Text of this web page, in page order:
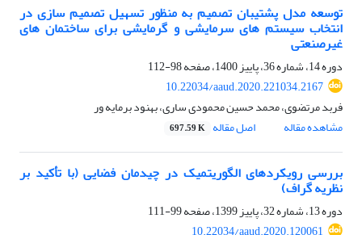
توسعه مدل پشتیبان تصمیم به منظور تسهیل تصمیم سازی در
انتخاب سیستم های سرمایشی و گرمایشی برای ساختمان های
غیرصنعتی
دوره 14، شماره 36، پاییز 1400، صفحه
98-112
10.22034/aaud.2020.221034.2167
فربد مرتضوی، محمد حسین محمودی ساری، بهنود برمایه ور
مشاهده مقاله
اصل مقاله 697.59 K
بررسی رویکردهای الگوریتمیک در چیدمان فضایی (با تأکید بر
نظریه گراف)
دوره 13، شماره 32، پاییز 1399، صفحه
99-111